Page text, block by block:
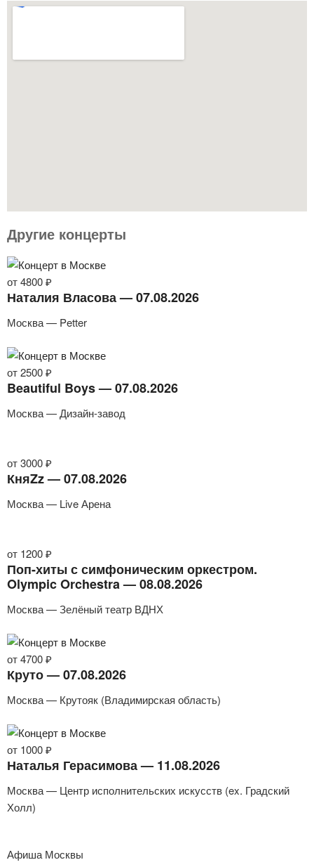
Другие концерты
от 4800 ₽
Наталия Власова — 07.08.2026
Москва — Petter
от 2500 ₽
Beautiful Boys — 07.08.2026
Москва — Дизайн-завод
от 3000 ₽
КняZz — 07.08.2026
Москва — Live Арена
от 1200 ₽
Поп-хиты с симфоническим оркестром.
Olympic Orchestra — 08.08.2026
Москва — Зелёный театр ВДНХ
от 4700 ₽
Круто — 07.08.2026
Москва — Крутояк (Владимирская область)
от 1000 ₽
Наталья Герасимова — 11.08.2026
Москва — Центр исполнительских искусств (ex. Градский
Холл)
Афиша Москвы